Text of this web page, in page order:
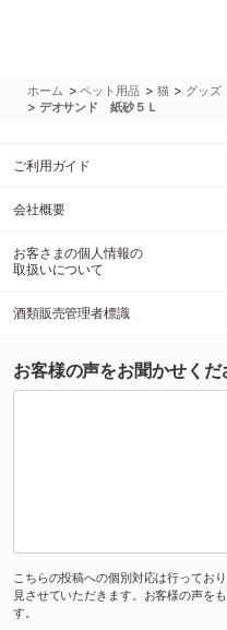
ホーム >ペット用品 > 猫 > グッズ
> デオサンド 紙砂５Ｌ
ご利用ガイド
会社概要
お客さまの個人情報の
取扱いについて
酒類販売管理者標識
お客様の声をお聞かせくだ
こちらの投稿への個別対応は行ってお
見させていただきます。お客様の声を
す。